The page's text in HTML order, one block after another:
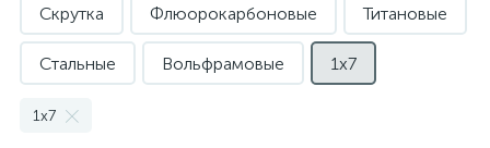
Скрутка Флюорокарбоновые Титановые
Стальные Вольфрамовые 1x7
1х7